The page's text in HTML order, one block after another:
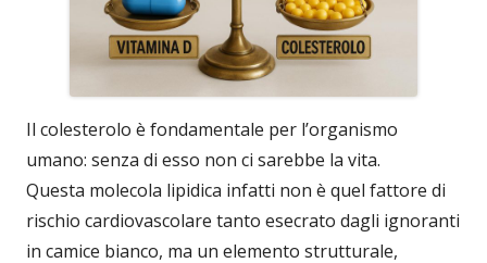
Il colesterolo è fondamentale per l’organismo
umano: senza di esso non ci sarebbe la vita.
Questa molecola lipidica infatti non è quel fattore di
rischio cardiovascolare tanto esecrato dagli ignoranti
in camice bianco, ma un elemento strutturale,